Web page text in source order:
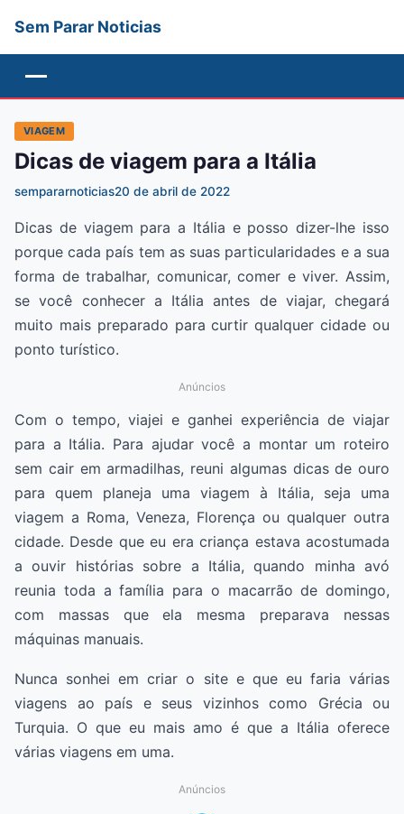
Sem Parar Noticias
VIAGEM
Dicas de viagem para a Itália
sempararnoticias20 de abril de 2022
Dicas de viagem para a Itália e posso dizer-lhe isso
porque cada país tem as suas particularidades e a sua
forma de trabalhar, comunicar, comer e viver. Assim,
se você conhecer a Itália antes de viajar, chegará
muito mais preparado para curtir qualquer cidade ou
ponto turístico.
Anúncios
Com o tempo, viajei e ganhei experiência de viajar
para a Itália. Para ajudar você a montar um roteiro
sem cair em armadilhas, reuni algumas dicas de ouro
para quem planeja uma viagem à Itália, seja uma
viagem a Roma, Veneza, Florença ou qualquer outra
cidade. Desde que eu era criança estava acostumada
a ouvir histórias sobre a Itália, quando minha avó
reunia toda a família para o macarrão de domingo,
com massas que ela mesma preparava nessas
máquinas manuais.
Nunca sonhei em criar o site e que eu faria várias
viagens ao país e seus vizinhos como Grécia ou
Turquia. O que eu mais amo é que a Itália oferece
várias viagens em uma.
Anúncios